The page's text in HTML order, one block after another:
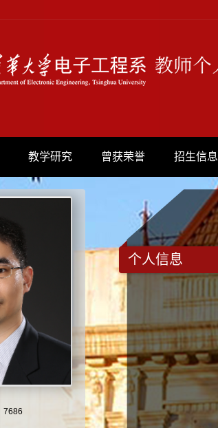
教学研究 曾获荣誉 招生信息
7686
个人信息